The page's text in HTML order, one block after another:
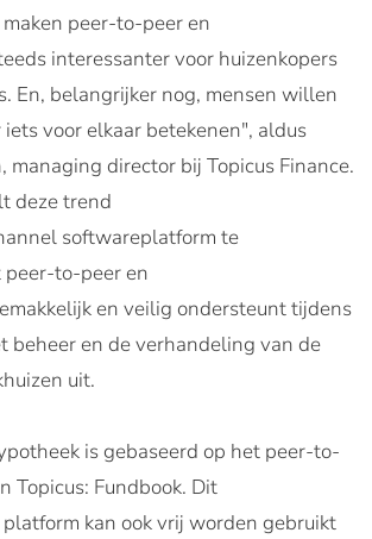
peer-to-peer en
interessanter voor huizenkopers
En, belangrijker nog, mensen willen
voor elkaar betekenen", aldus
managing director bij Topicus Finance.
deze trend
softwareplatform te
to-peer en
en veilig ondersteunt tijdens
beheer en de verhandeling van de
uit.
is gebaseerd op het peer-to-
Topicus: Fundbook. Dit
kan ook vrij worden gebruikt